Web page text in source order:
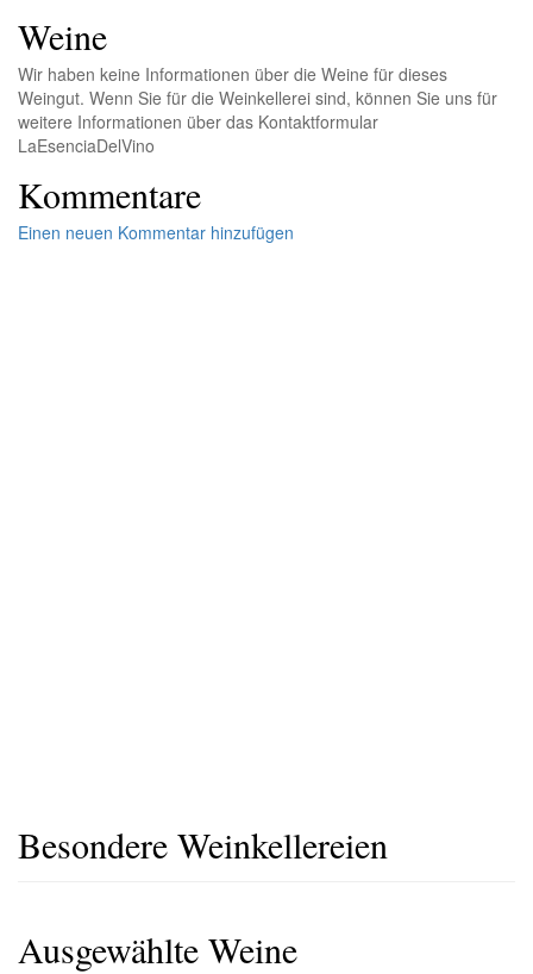
Weine
Wir haben keine Informationen über die Weine für dieses
Weingut. Wenn Sie für die Weinkellerei sind, können Sie uns für
weitere Informationen über das Kontaktformular
LaEsenciaDelVino
Kommentare
Einen neuen Kommentar hinzufügen
Besondere Weinkellereien
Ausgewählte Weine